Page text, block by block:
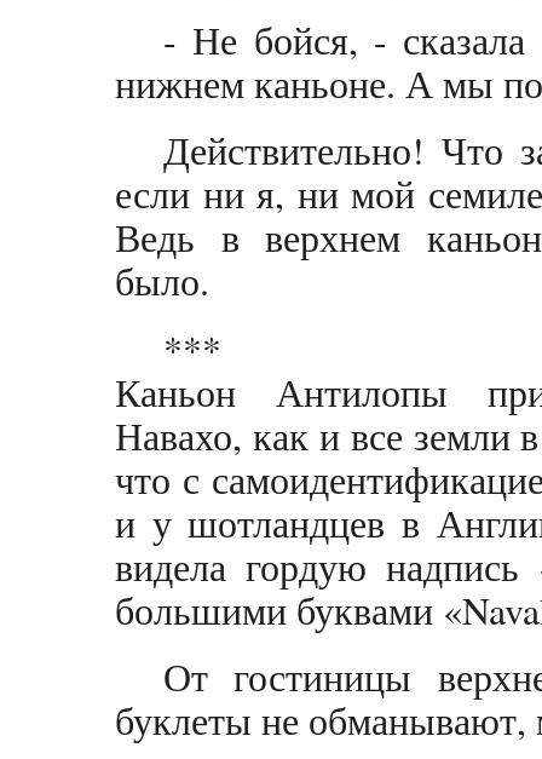
- Не бойся, -
нижнем каньоне. А мы
Действительно! Что
если ни я, ни мой
Ведь в верхнем
было.
***
Каньон Антилопы
Навахо, как и все земли
что с
и у шотландцев в
видела гордую
большими буквами
От гостиницы
буклеты не обманывают,